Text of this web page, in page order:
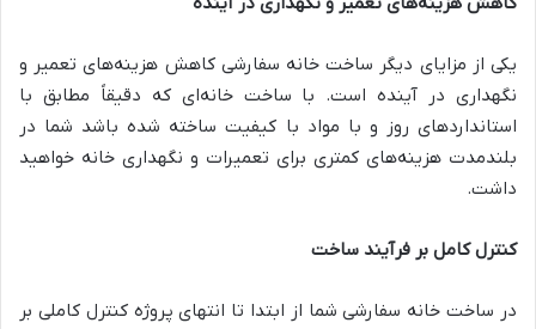
یکی از مزایای دیگر ساخت خانه سفارشی کاهش هزینه‌های تعمیر و
نگهداری در آینده است. با ساخت خانه‌ای که دقیقاً مطابق با
استانداردهای روز و با مواد با کیفیت ساخته شده باشد شما در
بلندمدت هزینه‌های کمتری برای تعمیرات و نگهداری خانه خواهید
داشت.
کنترل کامل بر فرآیند ساخت
در ساخت خانه سفارشی شما از ابتدا تا انتهای پروژه کنترل کاملی بر